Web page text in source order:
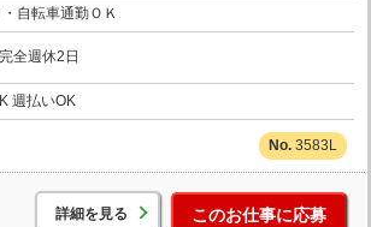
自転車通勤ＯＫ
全週休2日
週払いOK
3583L
詳細を見る このお仕事に応募